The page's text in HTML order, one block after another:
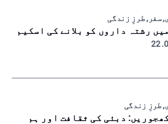
سفر, طرزِ زندگی
رشتہ داروں کو بلانے کی اسکیم
طرزِ زندگی
دبئی کی ثقافت اور ہم